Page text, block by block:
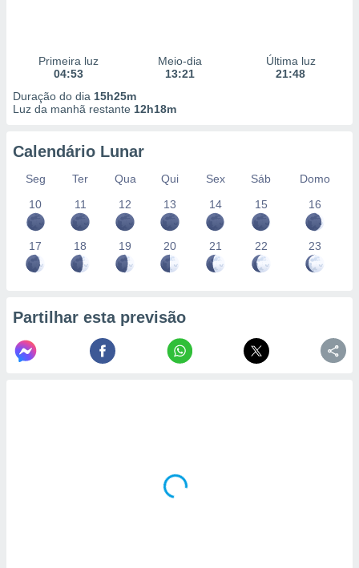
Primeira luz
04:53
Meio-dia
13:21
Última luz
21:48
Duração do dia 15h25m
Luz da manhã restante 12h18m
Calendário Lunar
Seg Ter Qua Qui Sex Sáb
Domo
10
11 12 13 14 15 16
17 18 19 20 21 22 23
Partilhar esta previsão